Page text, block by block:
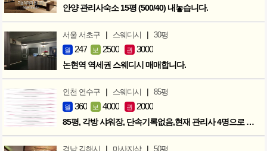
안양 관리사숙소 15평 (500/40) 내놓습니다.
서울 서초구 | 스웨디시 | 30평
월 247 보 2500 권 3000
논현역 역세권 스웨디시 매매합니다.
인천 연수구 | 스웨디시 | 85평
월 360 보 4000 권 2000
85평, 각방 샤워장, 단속기록없음,현재 관리사 4명으로 성업중
경남 김해시 | 마사지샵 | 50평